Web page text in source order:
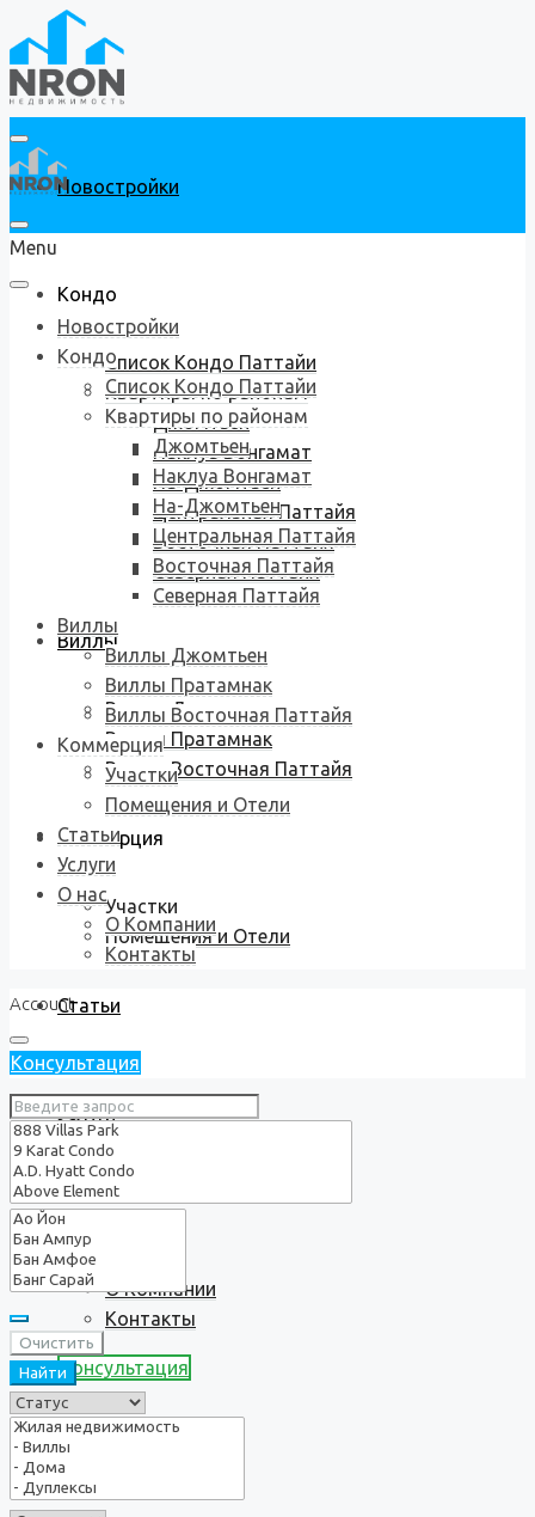
Новостройки
Кондо
Список Кондо Паттайи
Квартиры по районам
Джомтьен
Наклуа Вонгамат
На-Джомтьен
Центральная Паттайя
Восточная Паттайя
Северная Паттайя
Виллы
Виллы Джомтьен
Виллы Пратамнак
Виллы Восточная Паттайя
Коммерция
Участки
Помещения и Отели
Статьи
Услуги
О нас
О Компании
Контакты
Консультация
Menu
Новостройки
Кондо
Список Кондо Паттайи
Квартиры по районам
Джомтьен
Наклуа Вонгамат
На-Джомтьен
Центральная Паттайя
Восточная Паттайя
Северная Паттайя
Виллы
Виллы Джомтьен
Виллы Пратамнак
Виллы Восточная Паттайя
Коммерция
Участки
Помещения и Отели
Статьи
Услуги
О нас
О Компании
Контакты
Account
Консультация
Очистить
Найти